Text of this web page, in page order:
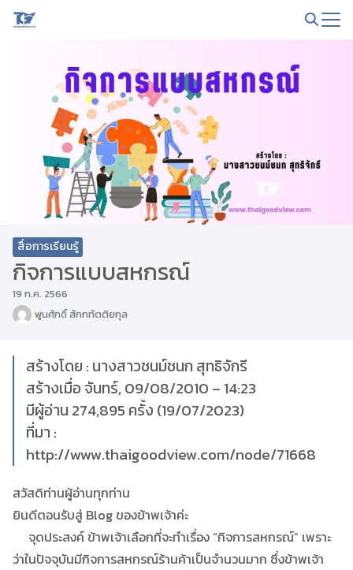
Skip
สื่อการเรียนรู้
กิจการแบบสหกรณ์
19 ก.ค. 2566
พูนศักดิ์ สักกทัตติยกุล
สร้างโดย : นางสาวชนม์ชนก สุทธิจักรี
สร้างเมื่อ จันทร์, 09/08/2010 – 14:23
มีผู้อ่าน 274,895 ครั้ง (19/07/2023)
ที่มา :
http://www.thaigoodview.com/node/71668
สวัสดิท่านผู้อ่านทุกท่าน
ยินดีตอนรับสู่ Blog ของข้าพเจ้าค่ะ
จุดประสงค์ ข้าพเจ้าเลือกที่จะทำเรื่อง “กิจการสหกรณ์” เพราะ
ว่าในปัจจุบันมีกิจการสหกรณ์ร้านค้าเป็นจำนวนมาก ซึ่งข้าพเจ้า